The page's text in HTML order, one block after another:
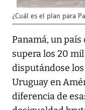
¿Cuál es el plan para
Panamá, un
supera los 20
disputándose
Uruguay en
diferencia de